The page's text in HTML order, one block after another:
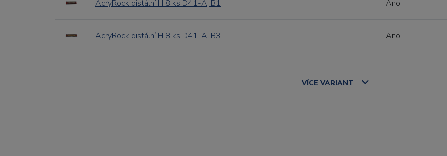
AcryRock distální H 8 ks D41-A, B1 Ano
AcryRock distální H 8 ks D41-A, B3 Ano
VÍCE VARIANT